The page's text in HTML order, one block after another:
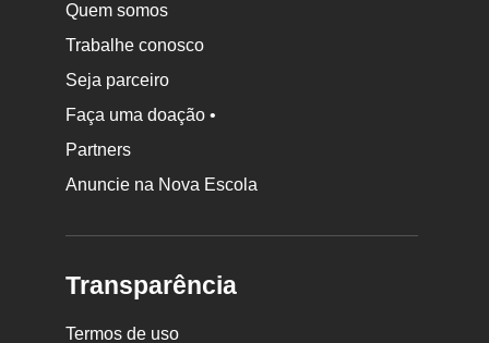
Quem somos
Trabalhe conosco
Seja parceiro
Faça uma doação •
Partners
Anuncie na Nova Escola
Transparência
Termos de uso